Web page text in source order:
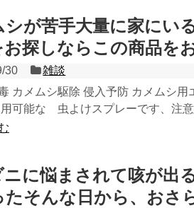
シが苦手大量に家にい
お探しならこの商品を
30
雑談
カメムシ駆除 侵入予防 カメムシ用
可能な 虫よけスプレーです、注
ニに悩まされて咳が出
たそんな日から、おさ